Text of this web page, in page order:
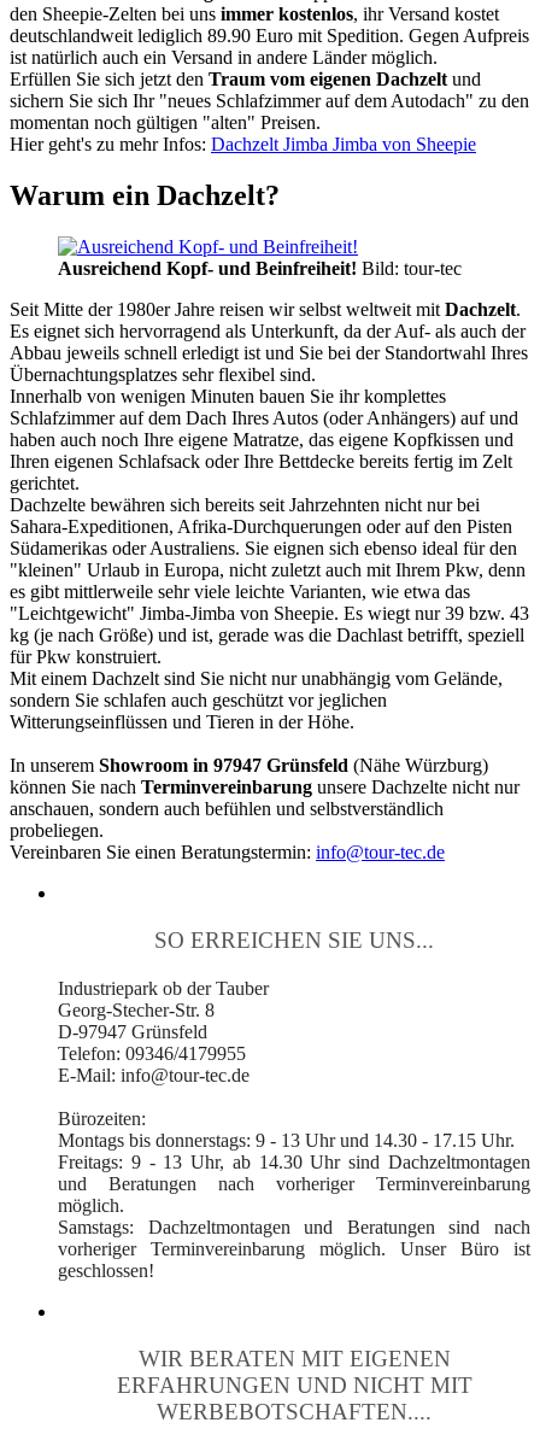
den Sheepie-Zelten bei uns immer kostenlos, ihr Versand kostet
deutschlandweit lediglich 89.90 Euro mit Spedition. Gegen Aufpreis
ist natürlich auch ein Versand in andere Länder möglich.
Erfüllen Sie sich jetzt den Traum vom eigenen Dachzelt und
sichern Sie sich Ihr "neues Schlafzimmer auf dem Autodach" zu den
momentan noch gültigen "alten" Preisen.
Hier geht's zu mehr Infos: Dachzelt Jimba Jimba von Sheepie
Warum ein Dachzelt?
Ausreichend Kopf- und Beinfreiheit! Bild: tour-tec
Seit Mitte der 1980er Jahre reisen wir selbst weltweit mit Dachzelt.
Es eignet sich hervorragend als Unterkunft, da der Auf- als auch der
Abbau jeweils schnell erledigt ist und Sie bei der Standortwahl Ihres
Übernachtungsplatzes sehr flexibel sind.
Innerhalb von wenigen Minuten bauen Sie ihr komplettes
Schlafzimmer auf dem Dach Ihres Autos (oder Anhängers) auf und
haben auch noch Ihre eigene Matratze, das eigene Kopfkissen und
Ihren eigenen Schlafsack oder Ihre Bettdecke bereits fertig im Zelt
gerichtet.
Dachzelte bewähren sich bereits seit Jahrzehnten nicht nur bei
Sahara-Expeditionen, Afrika-Durchquerungen oder auf den Pisten
Südamerikas oder Australiens. Sie eignen sich ebenso ideal für den
"kleinen" Urlaub in Europa, nicht zuletzt auch mit Ihrem Pkw, denn
es gibt mittlerweile sehr viele leichte Varianten, wie etwa das
"Leichtgewicht" Jimba-Jimba von Sheepie. Es wiegt nur 39 bzw. 43
kg (je nach Größe) und ist, gerade was die Dachlast betrifft, speziell
für Pkw konstruiert.
Mit einem Dachzelt sind Sie nicht nur unabhängig vom Gelände,
sondern Sie schlafen auch geschützt vor jeglichen
Witterungseinflüssen und Tieren in der Höhe.
In unserem Showroom in 97947 Grünsfeld (Nähe Würzburg)
können Sie nach Terminvereinbarung unsere Dachzelte nicht nur
anschauen, sondern auch befühlen und selbstverständlich
probeliegen.
Vereinbaren Sie einen Beratungstermin: info@tour-tec.de
SO ERREICHEN SIE UNS...
Industriepark ob der Tauber
Georg-Stecher-Str. 8
D-97947 Grünsfeld
Telefon: 09346/4179955
E-Mail: info@tour-tec.de
Bürozeiten:
Montags bis donnerstags: 9 - 13 Uhr und 14.30 - 17.15 Uhr.
Freitags: 9 - 13 Uhr, ab 14.30 Uhr sind Dachzeltmontagen
und Beratungen nach vorheriger Terminvereinbarung
möglich.
Samstags: Dachzeltmontagen und Beratungen sind nach
vorheriger Terminvereinbarung möglich. Unser Büro ist
geschlossen!
WIR BERATEN MIT EIGENEN
ERFAHRUNGEN UND NICHT MIT
WERBEBOTSCHAFTEN....